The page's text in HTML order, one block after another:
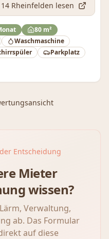
Rheinfelden lesen
80 m²
Waschmaschine
Parkplatz
Entscheidung
Mieter
wissen?
Verwaltung,
ab. Das Formular
auf diese